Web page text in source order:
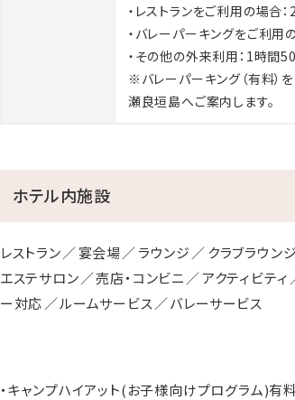
・レストランをご利用の場
・バレーパーキングをご利
・その他の外来利用：1時間
※バレーパーキング（有料）
瀬良垣島へご案内します。
ホテル内施設
レストラン 宴会場 ラウンジ クラブラウンジ
エステサロン
売店・コンビニ アクティビティ
ー対応
ルームサービス バレーサービス
・キャンプハイアット(お子様向けプログラム)有料